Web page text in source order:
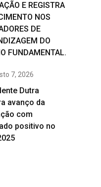
E REGISTRA
NOS
DE
DO
FUNDAMENTAL.
7, 2026
Dutra
avanço da
com
positivo no